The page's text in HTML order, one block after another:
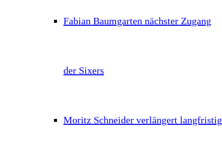
Fabian Baumgarten nächster Zugang
der Sixers
Moritz Schneider verlängert langfristig